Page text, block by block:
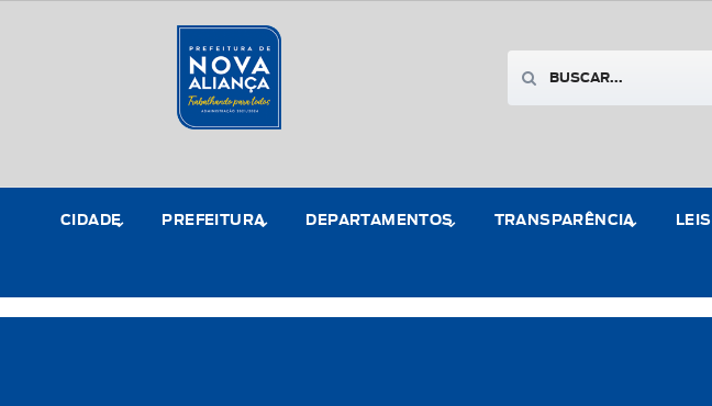
CIDADE PREFEITURA DEPARTAMENTOS TRANSPARÊNCIA LEIS